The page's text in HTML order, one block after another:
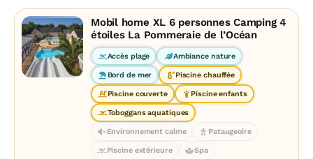
Mobil home XL 6 personnes Camping 4
étoiles La Pommeraie de l’Océan
Accès plage Ambiance nature
Bord de mer Piscine chauffée
Piscine couverte Piscine enfants
Toboggans aquatiques
Environnement calme Pataugeoire
Piscine extérieure Spa